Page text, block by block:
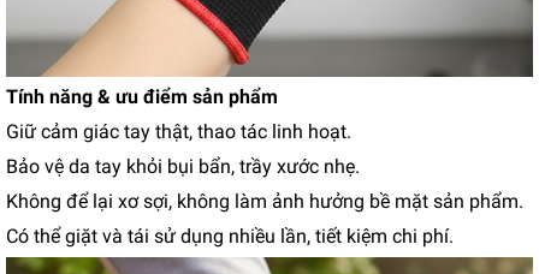
Tính năng & ưu điểm sản phẩm
Giữ cảm giác tay thật, thao tác linh hoạt.
Bảo vệ da tay khỏi bụi bẩn, trầy xước nhẹ.
Không để lại xơ sợi, không làm ảnh hưởng bề mặt sản phẩm.
Có thể giặt và tái sử dụng nhiều lần, tiết kiệm chi phí.